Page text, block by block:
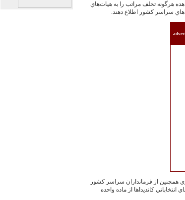
هرگونه تخلف مراتب را به هيات‌‏هاي
سراسر كشور اطلاع دهند.
همچنين از فرمانداران سراسر كشور
كانديداها از ماده واحده